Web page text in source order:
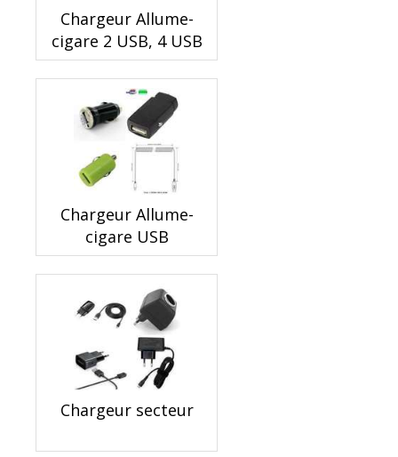
Chargeur Allume-
cigare 2 USB, 4 USB
Chargeur Allume-
cigare USB
Chargeur secteur